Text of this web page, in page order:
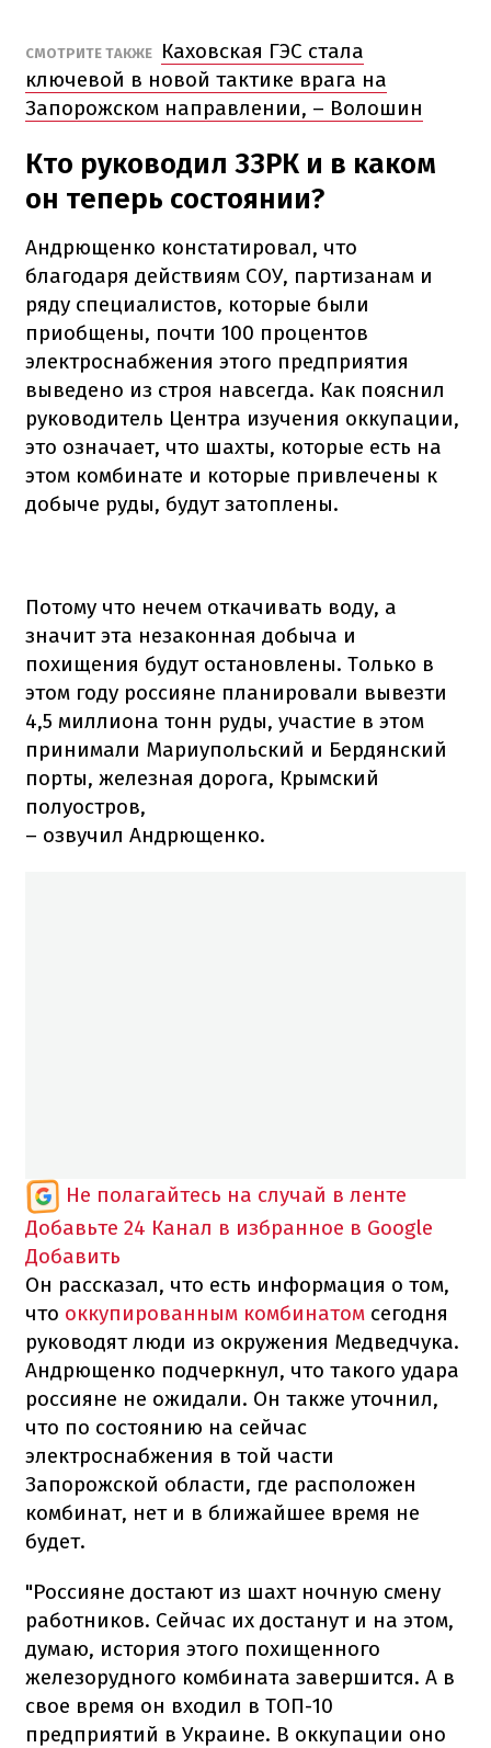
СМОТРИТЕ ТАКЖЕ
Каховская ГЭС стала
ключевой в новой тактике врага на
Запорожском направлении, – Волошин
Кто руководил ЗЗРК и в каком
он теперь состоянии?
Андрющенко констатировал, что
благодаря действиям СОУ, партизанам и
ряду специалистов, которые были
приобщены, почти 100 процентов
электроснабжения этого предприятия
выведено из строя навсегда. Как пояснил
руководитель Центра изучения оккупации,
это означает, что шахты, которые есть на
этом комбинате и которые привлечены к
добыче руды, будут затоплены.
Потому что нечем откачивать воду, а
значит эта незаконная добыча и
похищения будут остановлены. Только в
этом году россияне планировали вывезти
4,5 миллиона тонн руды, участие в этом
принимали Мариупольский и Бердянский
порты, железная дорога, Крымский
полуостров,
– озвучил Андрющенко.
Не полагайтесь на случай в ленте
Добавьте 24 Канал в избранное в Google
Добавить
Он рассказал, что есть информация о том,
что оккупированным комбинатом сегодня
руководят люди из окружения Медведчука.
Андрющенко подчеркнул, что такого удара
россияне не ожидали. Он также уточнил,
что по состоянию на сейчас
электроснабжения в той части
Запорожской области, где расположен
комбинат, нет и в ближайшее время не
будет.
"Россияне достают из шахт ночную смену
работников. Сейчас их достанут и на этом,
думаю, история этого похищенного
железорудного комбината завершится. А в
свое время он входил в ТОП-10
предприятий в Украине. В оккупации оно